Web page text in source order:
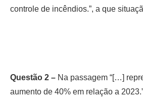
controle de incêndios.”, a que
Questão 2 – Na passagem “[…]
aumento de 40% em relação a